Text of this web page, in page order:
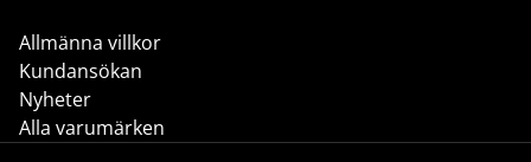
Allmänna villkor
Kundansökan
Nyheter
Alla varumärken